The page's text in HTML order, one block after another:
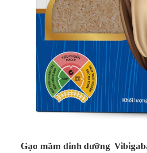
Gạo mầm dinh dưỡng